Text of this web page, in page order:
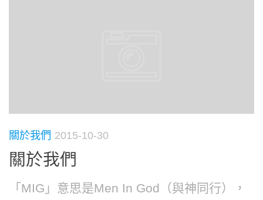
關於我們 2015-10-30
關於我們
「MIG」意思是Men In God（與神同行），